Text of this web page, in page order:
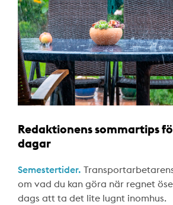
Redaktionens sommartips
dagar
Semestertider.
om vad du kan göra när regnet
dags att ta det lite lugnt inomhus.